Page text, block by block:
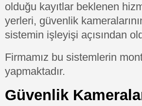
olduğu kayıtlar beklenen
yerleri, güvenlik
sistemin işleyişi açısından
Firmamız bu sistemlerin
yapmaktadır.
Güvenlik